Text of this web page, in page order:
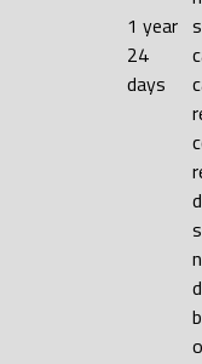
1 year
24
days